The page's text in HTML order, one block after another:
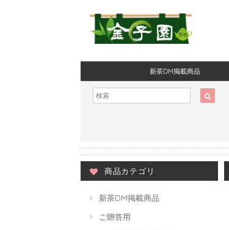
新茶DM掲載商品
商品カテゴリ
新茶DM掲載商品
ご贈答用